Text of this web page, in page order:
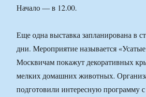
Начало — в 12.00.
Еще одна выставка запланирована в
дни. Мероприятие называется
Москвичам покажут декоративных
мелких домашних животных.
подготовили интересную программу